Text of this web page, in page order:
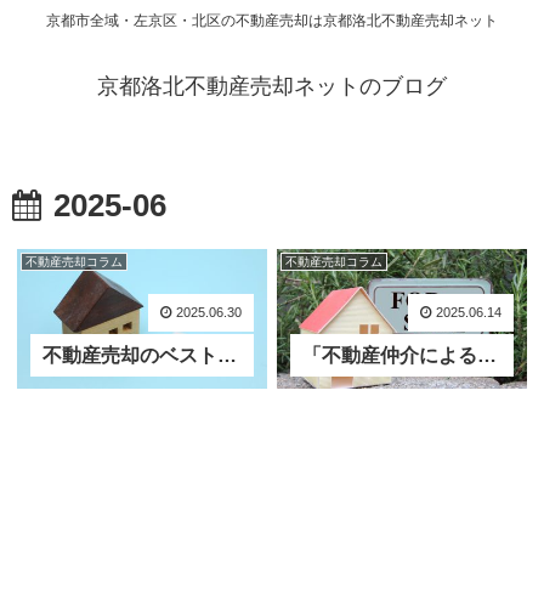
京都市全域・左京区・北区の不動産売却は京都洛北不動産売却ネット
京都洛北不動産売却ネットのブログ
2025-06
不動産売却コラム
不動産売却のベストタイミングとは？市況・季節・ライフイベントで判断する賢い方法
2025.06.30
不動産売却コラム
「不動産仲介による売却」と「不動産買取」の違いと、それぞれを選択すべき状況とは
2025.06.14